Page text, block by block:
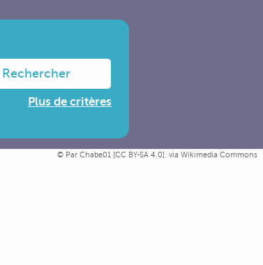
Par Chabe01 [CC BY-SA 4.0], via Wikimedia Commons
Rechercher
Plus de critères